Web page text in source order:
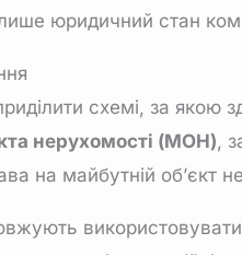
юридичний стан
схемі, за
нерухомості (МОН),
на майбутній об’єкт